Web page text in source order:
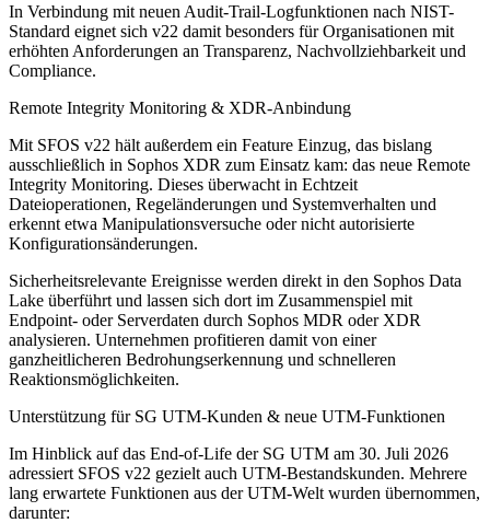
In Verbindung mit neuen Audit-Trail-Logfunktionen nach NIST-
Standard eignet sich v22 damit besonders für Organisationen mit
erhöhten Anforderungen an Transparenz, Nachvollziehbarkeit und
Compliance.
Remote Integrity Monitoring & XDR-Anbindung
Mit SFOS v22 hält außerdem ein Feature Einzug, das bislang
ausschließlich in Sophos XDR zum Einsatz kam: das neue Remote
Integrity Monitoring. Dieses überwacht in Echtzeit
Dateioperationen, Regeländerungen und Systemverhalten und
erkennt etwa Manipulationsversuche oder nicht autorisierte
Konfigurationsänderungen.
Sicherheitsrelevante Ereignisse werden direkt in den Sophos Data
Lake überführt und lassen sich dort im Zusammenspiel mit
Endpoint- oder Serverdaten durch Sophos MDR oder XDR
analysieren. Unternehmen profitieren damit von einer
ganzheitlicheren Bedrohungserkennung und schnelleren
Reaktionsmöglichkeiten.
Unterstützung für SG UTM-Kunden & neue UTM-Funktionen
Im Hinblick auf das End-of-Life der SG UTM am 30. Juli 2026
adressiert SFOS v22 gezielt auch UTM-Bestandskunden. Mehrere
lang erwartete Funktionen aus der UTM-Welt wurden übernommen,
darunter: